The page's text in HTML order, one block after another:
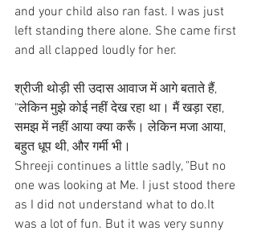
and your child also ran fast. I was just
left standing there alone. She came first
and all clapped loudly for her.
श्रीजी थोड़ी सी उदास आवाज में आगे बताते हैं,
"लेकिन मुझे कोई नहीं देख रहा था। मैं खड़ा रहा,
समझ में नहीं आया क्या करूँ। लेकिन मजा आया,
बहुत धूप थी, और गर्मी भी।
Shreeji continues a little sadly, "But no
one was looking at Me. I just stood there
as I did not understand what to do.It
was a lot of fun. But it was very sunny